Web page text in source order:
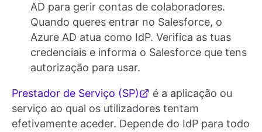
AD para gerir contas de colaboradores.
Quando queres entrar no Salesforce, o
Azure AD atua como IdP. Verifica as tuas
credenciais e informa o Salesforce que tens
autorização para usar.
Prestador de Serviço (SP)
é a aplicação ou
serviço ao qual os utilizadores tentam
efetivamente aceder. Depende do IdP para todo